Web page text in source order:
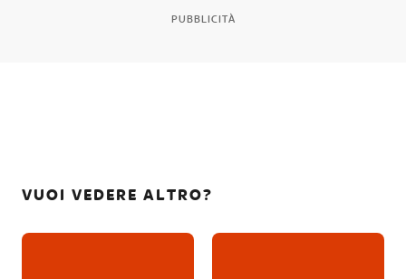
PUBBLICITÀ
VUOI VEDERE ALTRO?